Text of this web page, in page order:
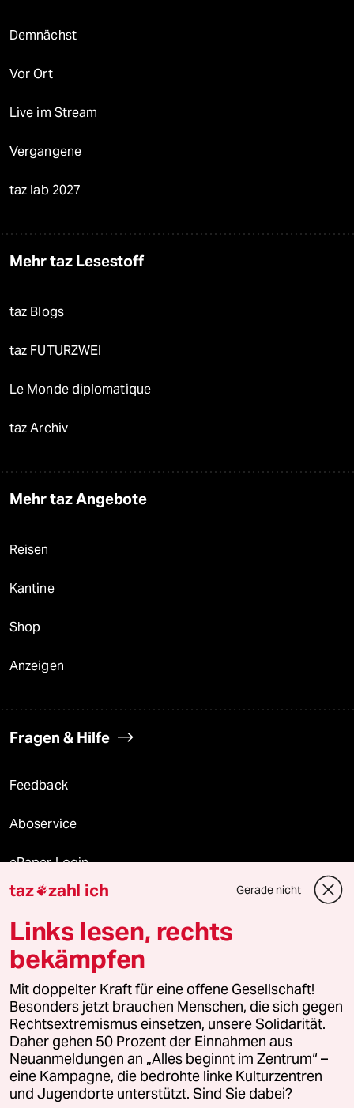
Demnächst
Vor Ort
Live im Stream
Vergangene
taz lab 2027
Mehr taz Lesestoff
taz Blogs
taz FUTURZWEI
Le Monde diplomatique
taz Archiv
Mehr taz Angebote
Reisen
Kantine
Shop
Anzeigen
Fragen & Hilfe
Feedback
Aboservice
ePaper Login
Downloads für Abonnierende
© 2026 taz Verlags und Vertriebs GmbH
Alle Rechte vorbehalten. Bei rechtlichen Fragen oder für Genehmigungen
wenden Sie sich bitte an
lizenzen@taz.de
Feedback Redaktionsstatut Kommune-Richtlinien
Leitlinie Informant Datenschutz Impressum AGB
taz zahl ich Gerade nicht
Links lesen, rechts
bekämpfen
Mit doppelter Kraft für eine offene Gesellschaft!
Besonders jetzt brauchen Menschen, die sich gegen
Rechtsextremismus einsetzen, unsere Solidarität.
Daher gehen 50 Prozent der Einnahmen aus
Neuanmeldungen an „Alles beginnt im Zentrum“ –
eine Kampagne, die bedrohte linke Kulturzentren
und Jugendorte unterstützt. Sind Sie dabei?